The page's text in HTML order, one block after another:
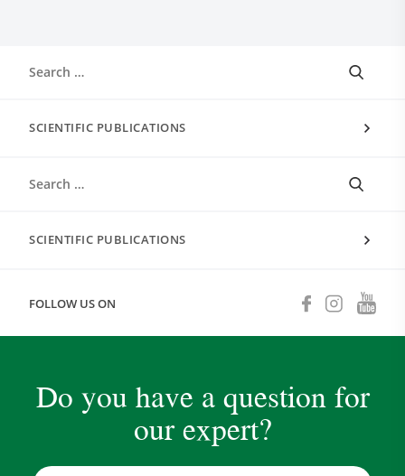
SCIENTIFIC PUBLICATIONS
SCIENTIFIC PUBLICATIONS
FOLLOW US ON
Do you have a question for
our expert?